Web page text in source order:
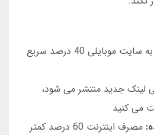
نسبت به سایت موبایلی 40 درصد سریع
لینک جدید منتشر می شود،
می کنید
مصرف اینترنت 60 درصد کمتر